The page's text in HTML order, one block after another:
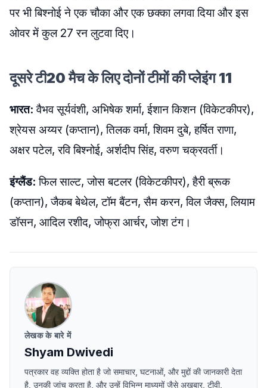
पर भी बिश्नोई ने एक चौका और एक छक्का लगवा दिया और इस
ओवर में कुल 27 रन लुटवा दिए।
दूसरे टी20 मैच के लिए दोनों टीमों की प्लेइंग 11
भारत: वैभव सूर्यवंशी, अभिषेक शर्मा, ईशान किशन (विकेटकीपर),
श्रेयस अय्यर (कप्तान), तिलक वर्मा, शिवम दुबे, हर्षित राणा,
अक्षर पटेल, रवि बिश्नोई, अर्शदीप सिंह, वरुण चक्रवर्ती।
इंग्लैंड: फिल साल्ट, जोस बटलर (विकेटकीपर), हैरी ब्रूक
(कप्तान), जैकब बेथेल, टॉम बैंटन, सैम करन, विल जैक्स, लियाम
डॉसन, आदिल रशीद, जोफ्रा आर्चर, जोश टंग।
लेखक के बारे में
Shyam Dwivedi
पत्रकार वह व्यक्ति होता है जो समाचार, घटनाओं, और मुद्दों की जानकारी देता
है, उनकी जांच करता है, और उन्हें विभिन्न माध्यमों जैसे अखबार, टीवी,